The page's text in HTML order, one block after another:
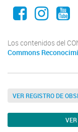
Facebook
Los contenidos del
Commons
VER REGISTRO DE